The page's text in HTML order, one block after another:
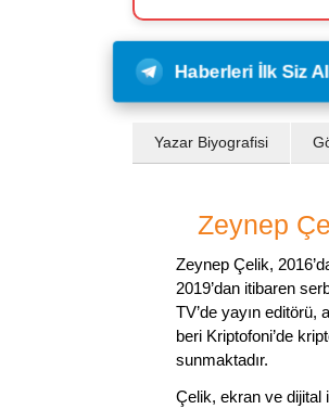
Haberleri İlk Siz
Yazar Biyografisi
Zeynep
Zeynep Çelik,
2019’dan itibaren
TV’de yayın editörü,
beri Kriptofoni’de
sunmaktadır.
Çelik, ekran ve dijital